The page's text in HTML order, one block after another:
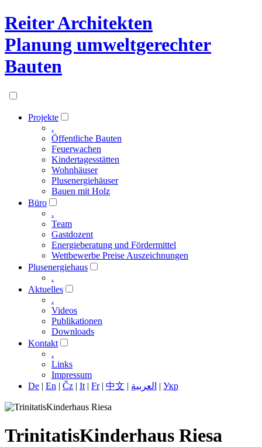
Reiter Architekten
Planung umweltgerechter
Bauten
Projekte
.
Öffentliche Bauten
Feuerwachen
Kindertagesstätten
Wohnhäuser
Plusenergiehäuser
Bauen mit Holz
Büro
.
Team
Gastdozent
Energieberatung und Fördermittel
Wettbewerbe Preise Auszeichnungen
Plusenergiehaus
.
Aktuelles
.
Videos
Publikationen
Downloads
Kontakt
.
Links
Impressum
De | En | Čz | It | Fr| 中文 | العربية | Укр
TrinitatisKinderhaus Riesa